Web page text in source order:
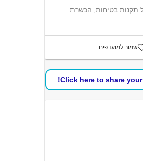
תקנות בטיחות, הכשרת
שמור למועדפים
Click here to share